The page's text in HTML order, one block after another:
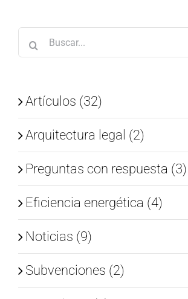
Buscar:
Artículos (32)
Arquitectura legal (2)
Preguntas con respuesta (3)
Eficiencia energética (4)
Noticias (9)
Subvenciones (2)